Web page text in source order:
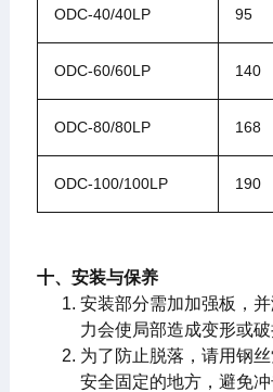
ODC-40/40LP 95
ODC-60/60LP 140
ODC-80/80LP 168
ODC-100/100LP 190
十、安装与保养
安装部分需加加强板，
力会使局部造成变形或破
为了防止脱落，请用钢
安全固定的地方，避免